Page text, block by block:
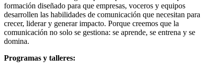
formación diseñado para que empresas, voceros y equipos
desarrollen las habilidades de comunicación que necesitan para
crecer, liderar y generar impacto. Porque creemos que la
comunicación no solo se gestiona: se aprende, se entrena y se
domina.
Programas y talleres: